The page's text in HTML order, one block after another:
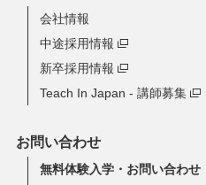
会社情報
中途採用情報
新卒採用情報
Teach In Japan - 講師募集
お問い合わせ
無料体験入学・お問い合わせ